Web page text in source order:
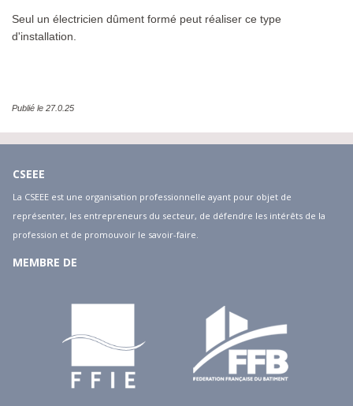
Seul un électricien dûment formé peut réaliser ce type
d'installation.
Publié le 27.0.25
CSEEE
La CSEEE est une organisation professionnelle ayant pour objet de
représenter, les entrepreneurs du secteur, de défendre les intérêts de la
profession et de promouvoir le savoir-faire.
MEMBRE DE